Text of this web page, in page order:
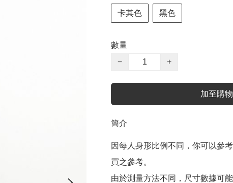
卡其色 黑色
數量
−
+
加至購
簡介
因每人身形比例不同，你可以參
買之參考。
由於測量方法不同，尺寸數據可